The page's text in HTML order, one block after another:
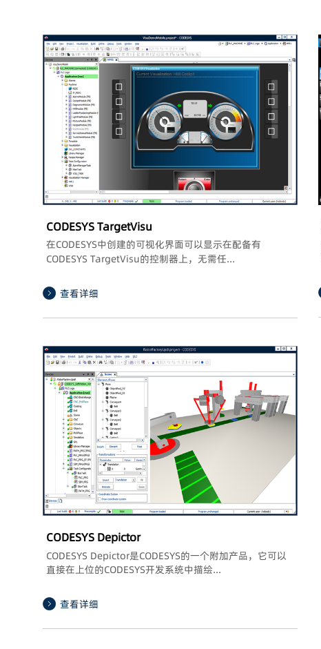
CODESYS TargetVisu
在CODESYS中创建的可视化界面可以显示在配备有
CODESYS TargetVisu的控制器上，无需任...
查看详细
CODESYS Depictor
CODESYS Depictor是CODESYS的一个附加产品，它可以
直接在上位的CODESYS开发系统中描绘...
查看详细